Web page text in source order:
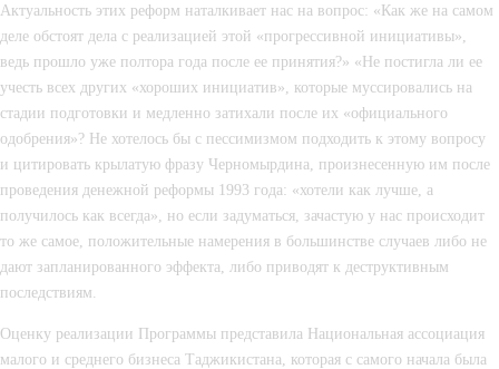
Актуальность этих реформ наталкивает нас на вопрос: «Как же на самом
деле обстоят дела с реализацией этой «прогрессивной инициативы»,
ведь прошло уже полтора года после ее принятия?» «Не постигла ли ее
учесть всех других «хороших инициатив», которые муссировались на
стадии подготовки и медленно затихали после их «официального
одобрения»? Не хотелось бы с пессимизмом подходить к этому вопросу
и цитировать крылатую фразу Черномырдина, произнесенную им после
проведения денежной реформы 1993 года: «хотели как лучше, а
получилось как всегда», но если задуматься, зачастую у нас происходит
то же самое, положительные намерения в большинстве случаев либо не
дают запланированного эффекта, либо приводят к деструктивным
последствиям.
Оценку реализации Программы представила Национальная ассоциация
малого и среднего бизнеса Таджикистана, которая с самого начала была